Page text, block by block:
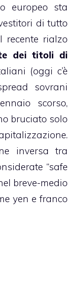
europeo sta
di tutto
recente rialzo
dei titoli di
(oggi c’è
sovrani
scorso,
bruciato solo
inversa tra
“safe
breve-medio
yen e franco